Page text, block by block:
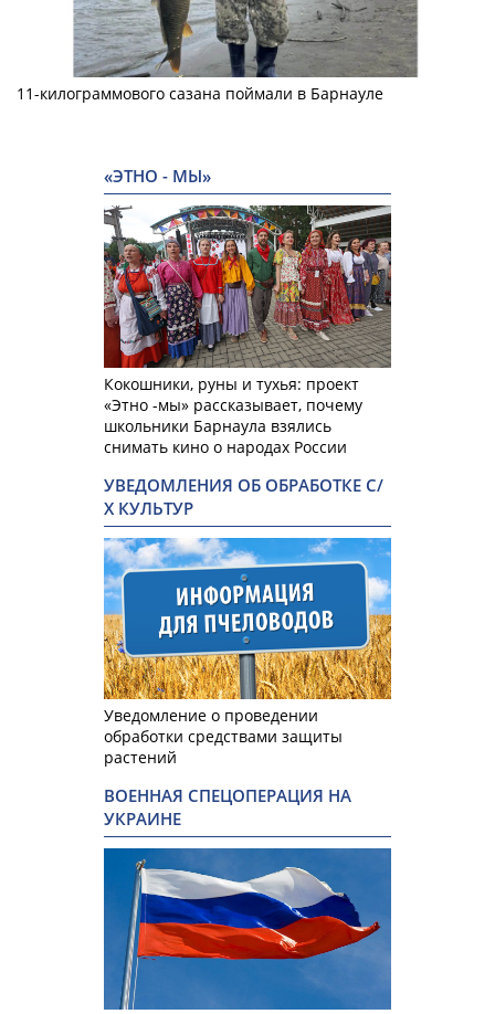
11-килограммового сазана поймали в Барнауле
«ЭТНО - МЫ»
Кокошники, руны и тухья: проект
«Этно -мы» рассказывает, почему
школьники Барнаула взялись
снимать кино о народах России
УВЕДОМЛЕНИЯ ОБ ОБРАБОТКЕ С/
Х КУЛЬТУР
Уведомление о проведении
обработки средствами защиты
растений
ВОЕННАЯ СПЕЦОПЕРАЦИЯ НА
УКРАИНЕ